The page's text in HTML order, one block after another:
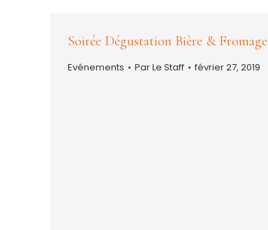
Soirée Dégustation Bière & Fromage
Evénements ParLe Staff février 27, 2019